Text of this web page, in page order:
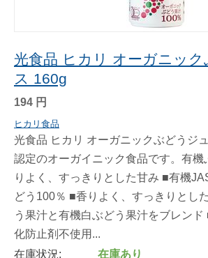
光食品 ヒカリ オーガニッ
ス 160g
194 円
ヒカリ食品
光食品 ヒカリ オーガニックぶどうジ
認定のオーガイニック食品です。有
りよく、すっきりとした甘み ■有機
どう100％ ■香りよく、すっきりとし
う果汁と有機白ぶどう果汁をブレン
化防止剤不使用...
在庫状況:
在庫あり